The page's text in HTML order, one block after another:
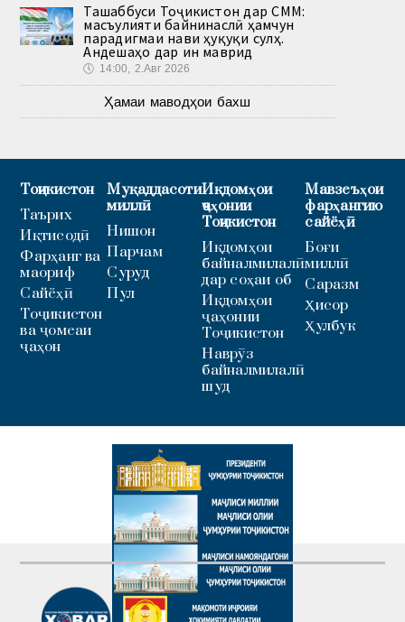
Ташаббуси Тоҷикистон дар СММ:
масъулияти байнинаслӣ ҳамчун
парадигмаи нави ҳуқуқи сулҳ.
Андешаҳо дар ин маврид
🕔 14:00, 2.Авг 2026
Ҳамаи маводҳои бахш
Тоҷикистон
Таърих
Иқтисодӣ
Фарҳанг ва
маориф
Сайёҳӣ
Тоҷикистон
ва ҷомеаи
ҷаҳон
Муқаддасоти
миллӣ
Нишон
Парчам
Суруд
Пул
Иқдомҳои
ҷаҳонии
Тоҷикистон
Иқдомҳои
байналмилалӣ
дар соҳаи об
Иқдомҳои
ҷаҳонии
Тоҷикистон
Наврӯз
байналмилалӣ
шуд
Мавзеъҳои
фарҳангию
сайёҳӣ
Боғи
миллӣ
Саразм
Ҳисор
Ҳулбук